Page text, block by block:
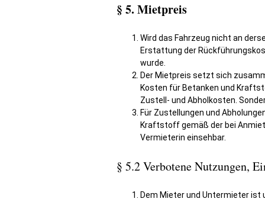
§ 5. Mietpreis
Wird das Fahrzeug nicht an
Erstattung der
wurde.
Der Mietpreis setzt sich
Kosten für Betanken und
Zustell- und Abholkosten.
Für Zustellungen und
Kraftstoff gemäß der bei
Vermieterin einsehbar.
§ 5.2 Verbotene Nutzungen,
Dem Mieter und Untermieter